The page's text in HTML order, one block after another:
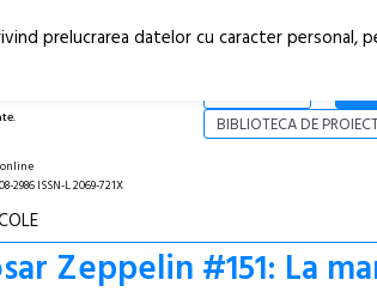
BIBLIOTECA DE
2986 ISSN-L 2069-721X
Zeppelin #151: La
prelucrarea datelor cu caracter